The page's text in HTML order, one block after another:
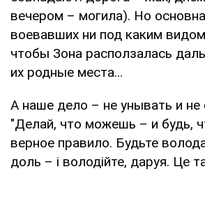
вечером – могила). Но
воевавших ни под каким
чтобы Зона расползалась
их родные места…
А наше дело – не унывать и не
"Делай, что можешь – и будь,
верное правило. Будьте
доль – і володійте, даруя. Це